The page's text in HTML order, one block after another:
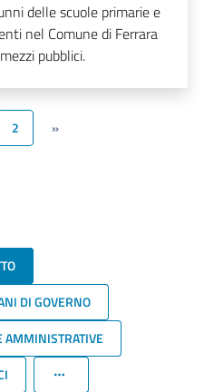
delle scuole primarie e
nel Comune di Ferrara
pubblici.
2 »
DI GOVERNO
AMMINISTRATIVE